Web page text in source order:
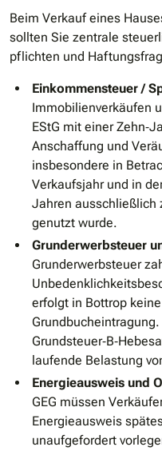
Beim Verkauf eines
sollten Sie zentrale
pflichten und
Einkommensteuer /
Immobilienverkäufen
EStG mit einer
Anschaffung und
insbesondere in
Verkaufsjahr und in
Jahren ausschließlich
genutzt wurde.
Grunderwerbsteuer
Grunderwerbsteuer
erfolgt in Bottrop
laufende Belastung
Energieausweis und
GEG müssen
Energieausweis
unaufgefordert